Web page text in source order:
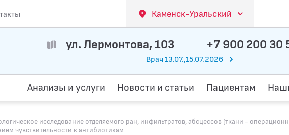
Каменск-Уральский
ул. Лермонтова, 103 +7 900 200 30
Врач 13.07.,15.07.2026
Анализы и услуги Новости и статьи Пациентам
исследование отделяемого ран, инфильтратов, абсцессов (ткани -
чувcтвительности к антибиотикам